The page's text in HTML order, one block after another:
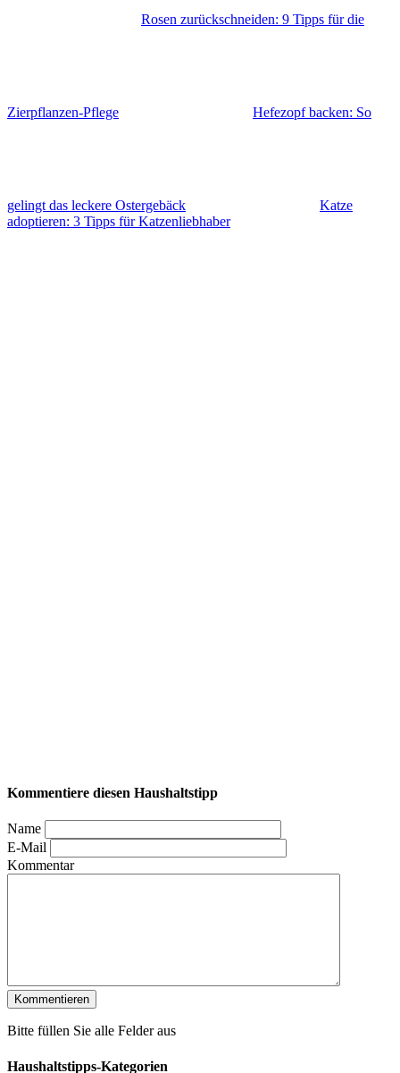
Rosen zurückschneiden: 9 Tipps für die
Zierpflanzen-Pflege Hefezopf backen: So
gelingt das leckere Ostergebäck
Katze
adoptieren: 3 Tipps für Katzenliebhaber
Kommentiere diesen Haushaltstipp
Name
E-Mail
Kommentar
Bitte füllen Sie alle Felder aus
Haushaltstipps-Kategorien